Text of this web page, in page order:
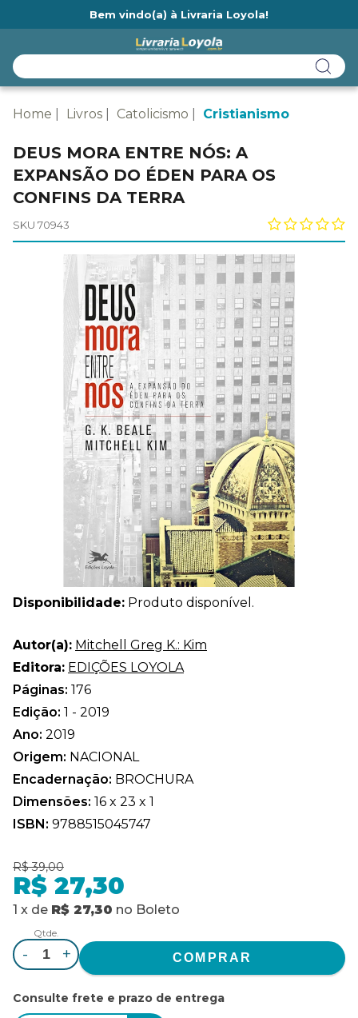
Bem vindo(a) à Livraria Loyola!
Home Livros Catolicismo Cristianismo
DEUS MORA ENTRE NÓS: A
EXPANSÃO DO ÉDEN PARA OS
CONFINS DA TERRA
SKU 70943
Disponibilidade: Produto disponível.
Autor(a): Mitchell Greg K.: Kim
Editora: EDIÇÕES LOYOLA
Páginas: 176
Edição: 1 - 2019
Ano: 2019
Origem: NACIONAL
Encadernação: BROCHURA
Dimensões: 16 x 23 x 1
ISBN: 9788515045747
R$ 39,00
R$ 27,30
1 x de R$ 27,30 no Boleto
Qtde.
- +
Consulte frete e prazo de entrega